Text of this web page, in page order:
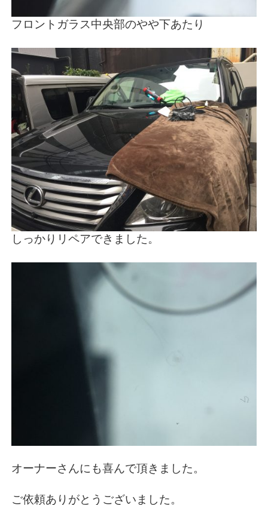
フロントガラス中央部のやや下あたり
しっかりリペアできました。
オーナーさんにも喜んで頂きました。
ご依頼ありがとうございました。